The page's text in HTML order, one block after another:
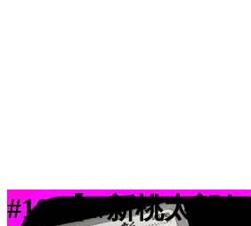
#10 【 #新桃太郎